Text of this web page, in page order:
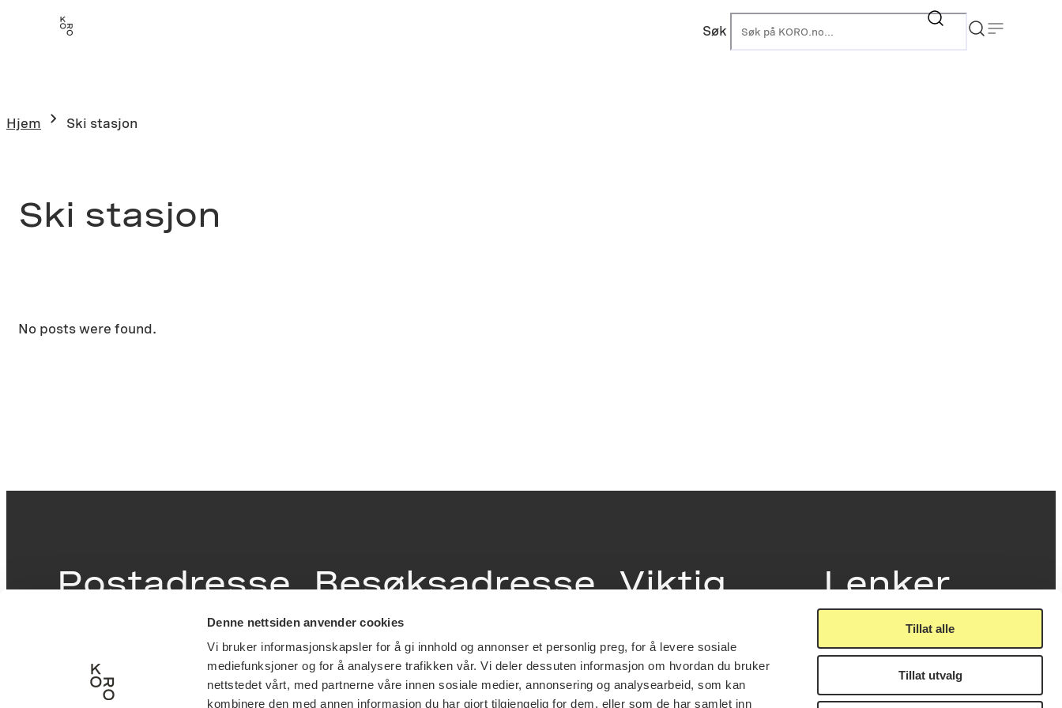
Denne nettsiden anvender cookies
Vi bruker informasjonskapsler for å gi innhold og annonser et personlig preg, for å levere sosiale
mediefunksjoner og for å analysere trafikken vår. Vi deler dessuten informasjon om hvordan du bruker
nettstedet vårt, med partnerne våre innen sosiale medier, annonsering og analysearbeid, som kan
kombinere den med annen informasjon du har gjort tilgjengelig for dem, eller som de har samlet inn
Tillat alle
Tillat utvalg
Søk
Hjem Ski stasjon
Ski stasjon
No posts were found.
Postadresse
St. Olavs plass
0130 Oslo
Besøksadresse
Victoria Terrasse 11
inngang Løkkeveien,
0251 Oslo
Viktig
Utbetaling og fakturering
Personvernerklæring
Lenker
Nyhetsbrev
Offentlig postjournal
KORO på Digitalt Museum